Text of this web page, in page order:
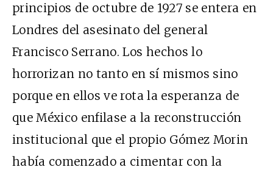
principios de octubre de 1927 se entera en
Londres del asesinato del general
Francisco Serrano. Los hechos lo
horrorizan no tanto en sí mismos sino
porque en ellos ve rota la esperanza de
que México enfilase a la reconstrucción
institucional que el propio Gómez Morin
había comenzado a cimentar con la